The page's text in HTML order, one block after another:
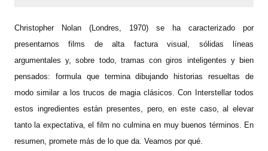
Christopher Nolan (Londres, 1970) se ha caracterizado por
presentarnos films de alta factura visual, sólidas líneas
argumentales y, sobre todo, tramas con giros inteligentes y bien
pensados: formula que termina dibujando historias resueltas de
modo similar a los trucos de magia clásicos. Con Interstellar todos
estos ingredientes están presentes, pero, en este caso, al elevar
tanto la expectativa, el film no culmina en muy buenos términos. En
resumen, promete más de lo que da. Veamos por qué.